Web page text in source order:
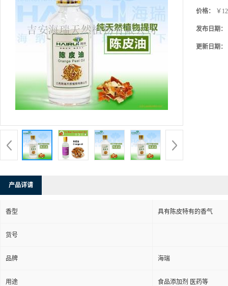
价格： ￥
发布日期：
更新日期：
产品详请
香型 具有陈皮特有的香气
货号
品牌 海瑞
用途 食品添加剂 医药等